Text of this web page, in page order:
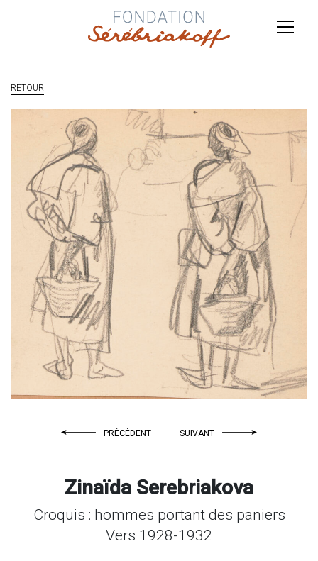
RETOUR
PRÉCÉDENT SUIVANT
Zinaïda Serebriakova
Croquis : hommes portant des paniers
Vers 1928-1932